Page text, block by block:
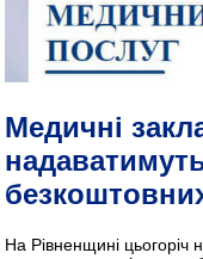
Медичні
На Рівненщині цьогоріч